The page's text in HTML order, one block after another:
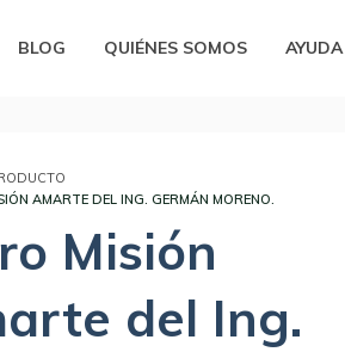
BLOG QUIÉNES SOMOS AYUDA
AMARTE DEL ING. GERMÁN MORENO.
Misión
del Ing.